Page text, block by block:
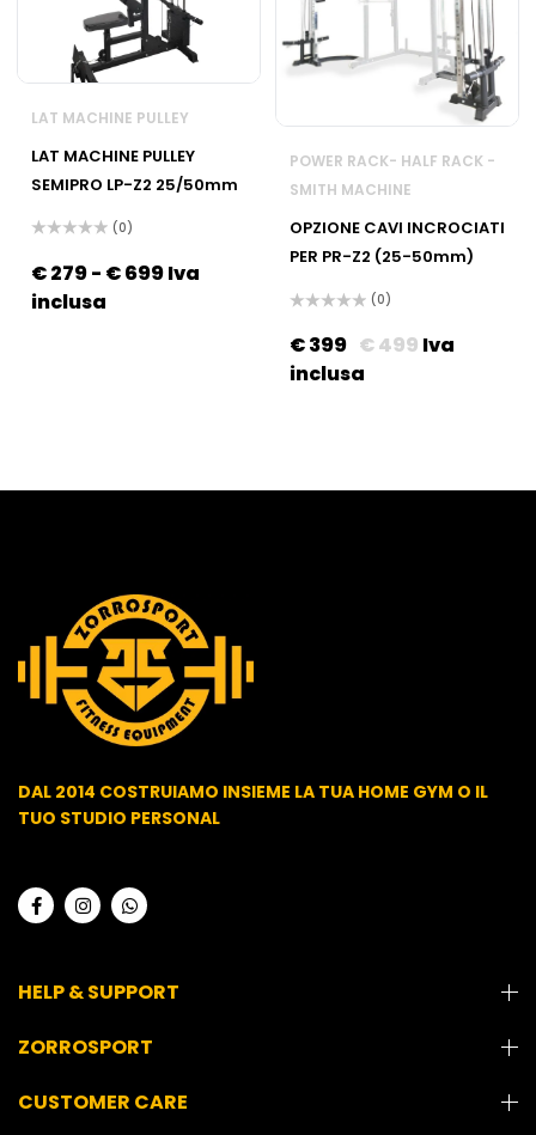
LAT MACHINE PULLEY
LAT MACHINE PULLEY
SEMIPRO LP-Z2 25/50mm
0
su
5
(0)
€279- €699Iva
inclusa
POWER RACK- HALF RACK -
SMITH MACHINE
OPZIONE CAVI INCROCIATI
PER PR-Z2 (25-50mm)
0
su
5
(0)
€499
€399
Iva
inclusa
DAL 2014 COSTRUIAMO INSIEME LA TUA HOME GYM O IL
TUO STUDIO PERSONAL
HELP & SUPPORT
ZORROSPORT
CUSTOMER CARE